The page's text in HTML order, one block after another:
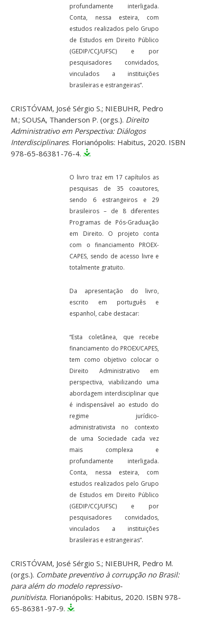
profundamente interligada.
Conta, nessa esteira, com
estudos realizados pelo Grupo
de Estudos em Direito Público
(GEDIP/CCJ/UFSC) e por
pesquisadores convidados,
vinculados a instituições
brasileiras e estrangeiras”.
CRISTÓVAM, José Sérgio S.; NIEBUHR, Pedro
M.; SOUSA, Thanderson P. (orgs.). Direito
Administrativo em Perspectiva: Diálogos
Interdisciplinares. Florianópolis: Habitus, 2020. ISBN
978-65-86381-76-4.
O livro traz em 17 capítulos as
pesquisas de 35 coautores,
sendo 6 estrangeiros e 29
brasileiros – de 8 diferentes
Programas de Pós-Graduação
em Direito. O projeto conta
com o financiamento PROEX-
CAPES, sendo de acesso livre e
totalmente gratuito.
Da apresentação do livro,
escrito em português e
espanhol, cabe destacar:
“Esta coletânea, que recebe
financiamento do PROEX/CAPES,
tem como objetivo colocar o
Direito Administrativo em
perspectiva, viabilizando uma
abordagem interdisciplinar que
é indispensável ao estudo do
regime jurídico-
administrativista no contexto
de uma Sociedade cada vez
mais complexa e
profundamente interligada.
Conta, nessa esteira, com
estudos realizados pelo Grupo
de Estudos em Direito Público
(GEDIP/CCJ/UFSC) e por
pesquisadores convidados,
vinculados a instituições
brasileiras e estrangeiras”.
CRISTÓVAM, José Sérgio S.; NIEBUHR, Pedro M.
(orgs.). Combate preventivo à corrupção no Brasil:
para além do modelo repressivo-
punitivista. Florianópolis: Habitus, 2020. ISBN 978-
65-86381-97-9.